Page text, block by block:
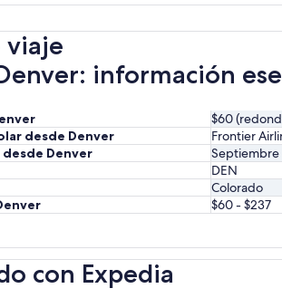
viaje
información
$60
desde Denver
Frontier
desde Denver
Septiembre
DEN
Colorado
$60 - $237
con Expedia